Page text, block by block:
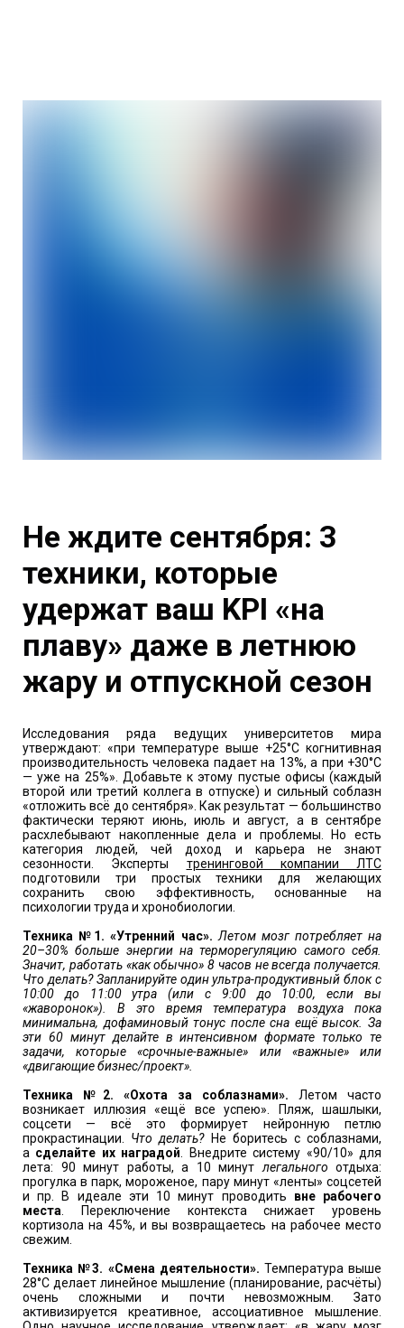
Не ждите сентября: 3
техники, которые
удержат ваш KPI «на
плаву» даже в летнюю
жару и отпускной сезон
Исследования ряда ведущих университетов мира
утверждают: «при температуре выше +25°C когнитивная
производительность человека падает на 13%, а при +30°C
— уже на 25%». Добавьте к этому пустые офисы (каждый
второй или третий коллега в отпуске) и сильный соблазн
«отложить всё до сентября». Как результат — большинство
фактически теряют июнь, июль и август, а в сентябре
расхлебывают накопленные дела и проблемы. Но есть
категория людей, чей доход и карьера не знают
сезонности. Эксперты тренинговой компании ЛТС
подготовили три простых техники для желающих
сохранить свою эффективность, основанные на
психологии труда и хронобиологии.
Техника №1. «Утренний час». Летом мозг потребляет на
20–30% больше энергии на терморегуляцию самого себя.
Значит, работать «как обычно» 8 часов не всегда получается.
Что делать? Запланируйте один ультра-продуктивный блок с
10:00 до 11:00 утра (или с 9:00 до 10:00, если вы
«жаворонок»). В это время температура воздуха пока
минимальна, дофаминовый тонус после сна ещё высок. За
эти 60 минут делайте в интенсивном формате только те
задачи, которые «срочные-важные» или «важные» или
«двигающие бизнес/проект».
Техника №2. «Охота за соблазнами». Летом часто
возникает иллюзия «ещё все успею». Пляж, шашлыки,
соцсети — всё это формирует нейронную петлю
прокрастинации. Что делать?Не боритесь с соблазнами,
а сделайте их наградой . Внедрите систему «90/10» для
лета: 90 минут работы, а 10 минут легального отдыха:
прогулка в парк, мороженое, пару минут «ленты» соцсетей
и пр. В идеале эти 10 минут проводить вне рабочего
места . Переключение контекста снижает уровень
кортизола на 45%, и вы возвращаетесь на рабочее место
свежим.
Техника №3. «Смена деятельности». Температура выше
28°C делает линейное мышление (планирование, расчёты)
очень сложными и почти невозможным. Зато
активизируется креативное, ассоциативное мышление.